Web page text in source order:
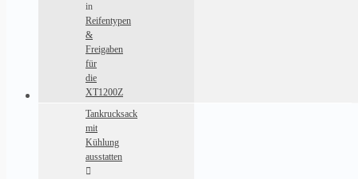
in
Reifentypen
&
Freigaben
für
die
XT1200Z
Tankrucksack
mit
Kühlung
ausstatten